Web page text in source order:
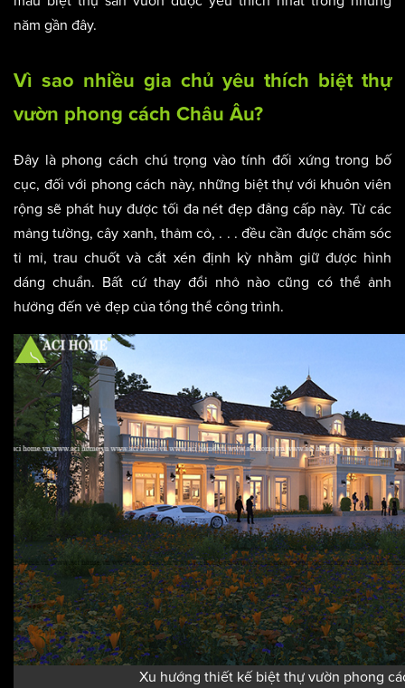
năm gần đây.
Vì sao nhiều gia chủ yêu thích biệt thự
vườn phong cách Châu Âu?
Đây là phong cách chú trọng vào tính đối xứng trong bố
cục, đối với phong cách này, những biệt thự với khuôn viên
rộng sẽ phát huy được tối đa nét đẹp đẳng cấp này. Từ các
mảng tường, cây xanh, thảm cỏ, . . . đều cần được chăm sóc
tỉ mỉ, trau chuốt và cắt xén định kỳ nhằm giữ được hình
dáng chuẩn. Bất cứ thay đổi nhỏ nào cũng có thể ảnh
hưởng đến vẻ đẹp của tổng thể công trình.
Xu hướng thiết kế biệt thự vườn phong